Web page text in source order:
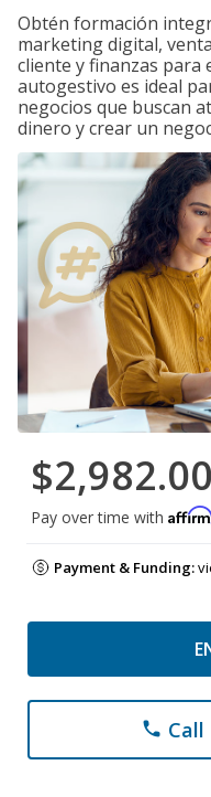
Obtén formación
marketing digital,
cliente y finanzas para
autogestivo es ideal
negocios que buscan
dinero y crear un
$2,982.00
Pay over time with
Payment & Funding:
phone Call